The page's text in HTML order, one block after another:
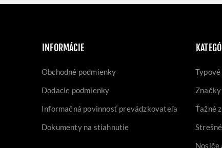
INFORMÁCIE
Obchodné podmienky
Dodacie podmienky
Informačná povinnosť prevádzkovateľa
Dokumenty na stiahnutie
Ťažné
Nosiče